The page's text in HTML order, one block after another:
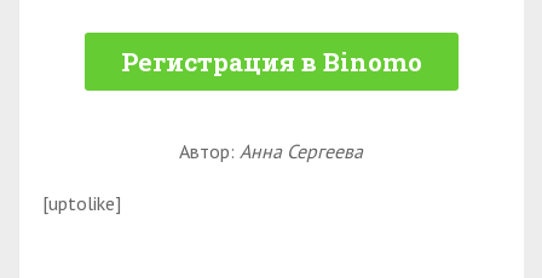
Регистрация в Binomo
Автор: Анна Сергеева
[uptolike]